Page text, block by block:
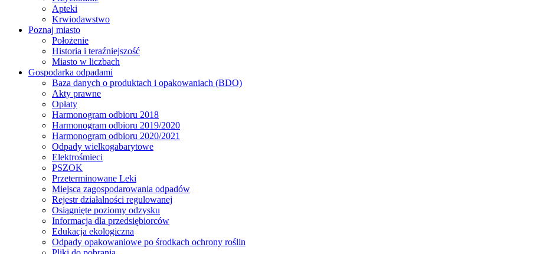
Apteki
Krwiodawstwo
Poznaj miasto
Położenie
Historia i teraźniejszość
Miasto w liczbach
Gospodarka odpadami
Baza danych o produktach i opakowaniach (BDO)
Akty prawne
Opłaty
Harmonogram odbioru 2018
Harmonogram odbioru 2019/2020
Harmonogram odbioru 2020/2021
Odpady wielkogabarytowe
Elektrośmieci
PSZOK
Przeterminowane Leki
Miejsca zagospodarowania odpadów
Rejestr działalności regulowanej
Osiągnięte poziomy odzysku
Informacja dla przedsiębiorców
Edukacja ekologiczna
Odpady opakowaniowe po środkach ochrony roślin